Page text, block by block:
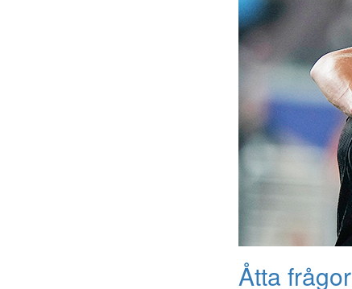
Åtta frågor